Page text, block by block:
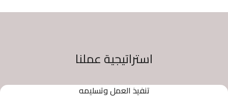
استراتيجية عملنا
تنفيذ العمل وتسليمه